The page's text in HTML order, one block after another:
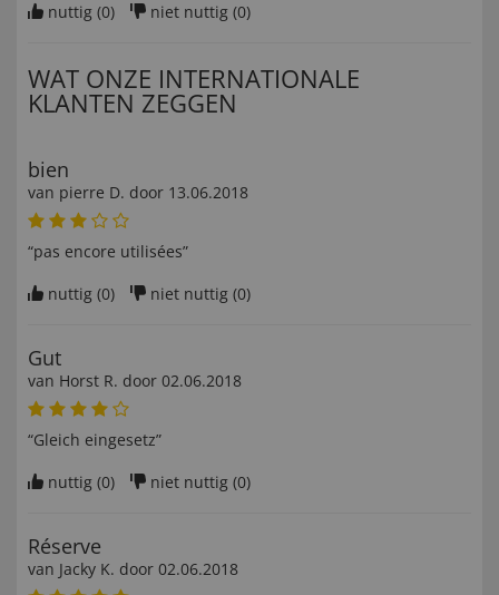
nuttig (0) niet nuttig (0)
WAT ONZE INTERNATIONALE
KLANTEN ZEGGEN
bien
van pierre D. door 13.06.2018
“pas encore utilisées”
nuttig (0) niet nuttig (0)
Gut
van Horst R. door 02.06.2018
“Gleich eingesetz”
nuttig (0) niet nuttig (0)
Réserve
van Jacky K. door 02.06.2018